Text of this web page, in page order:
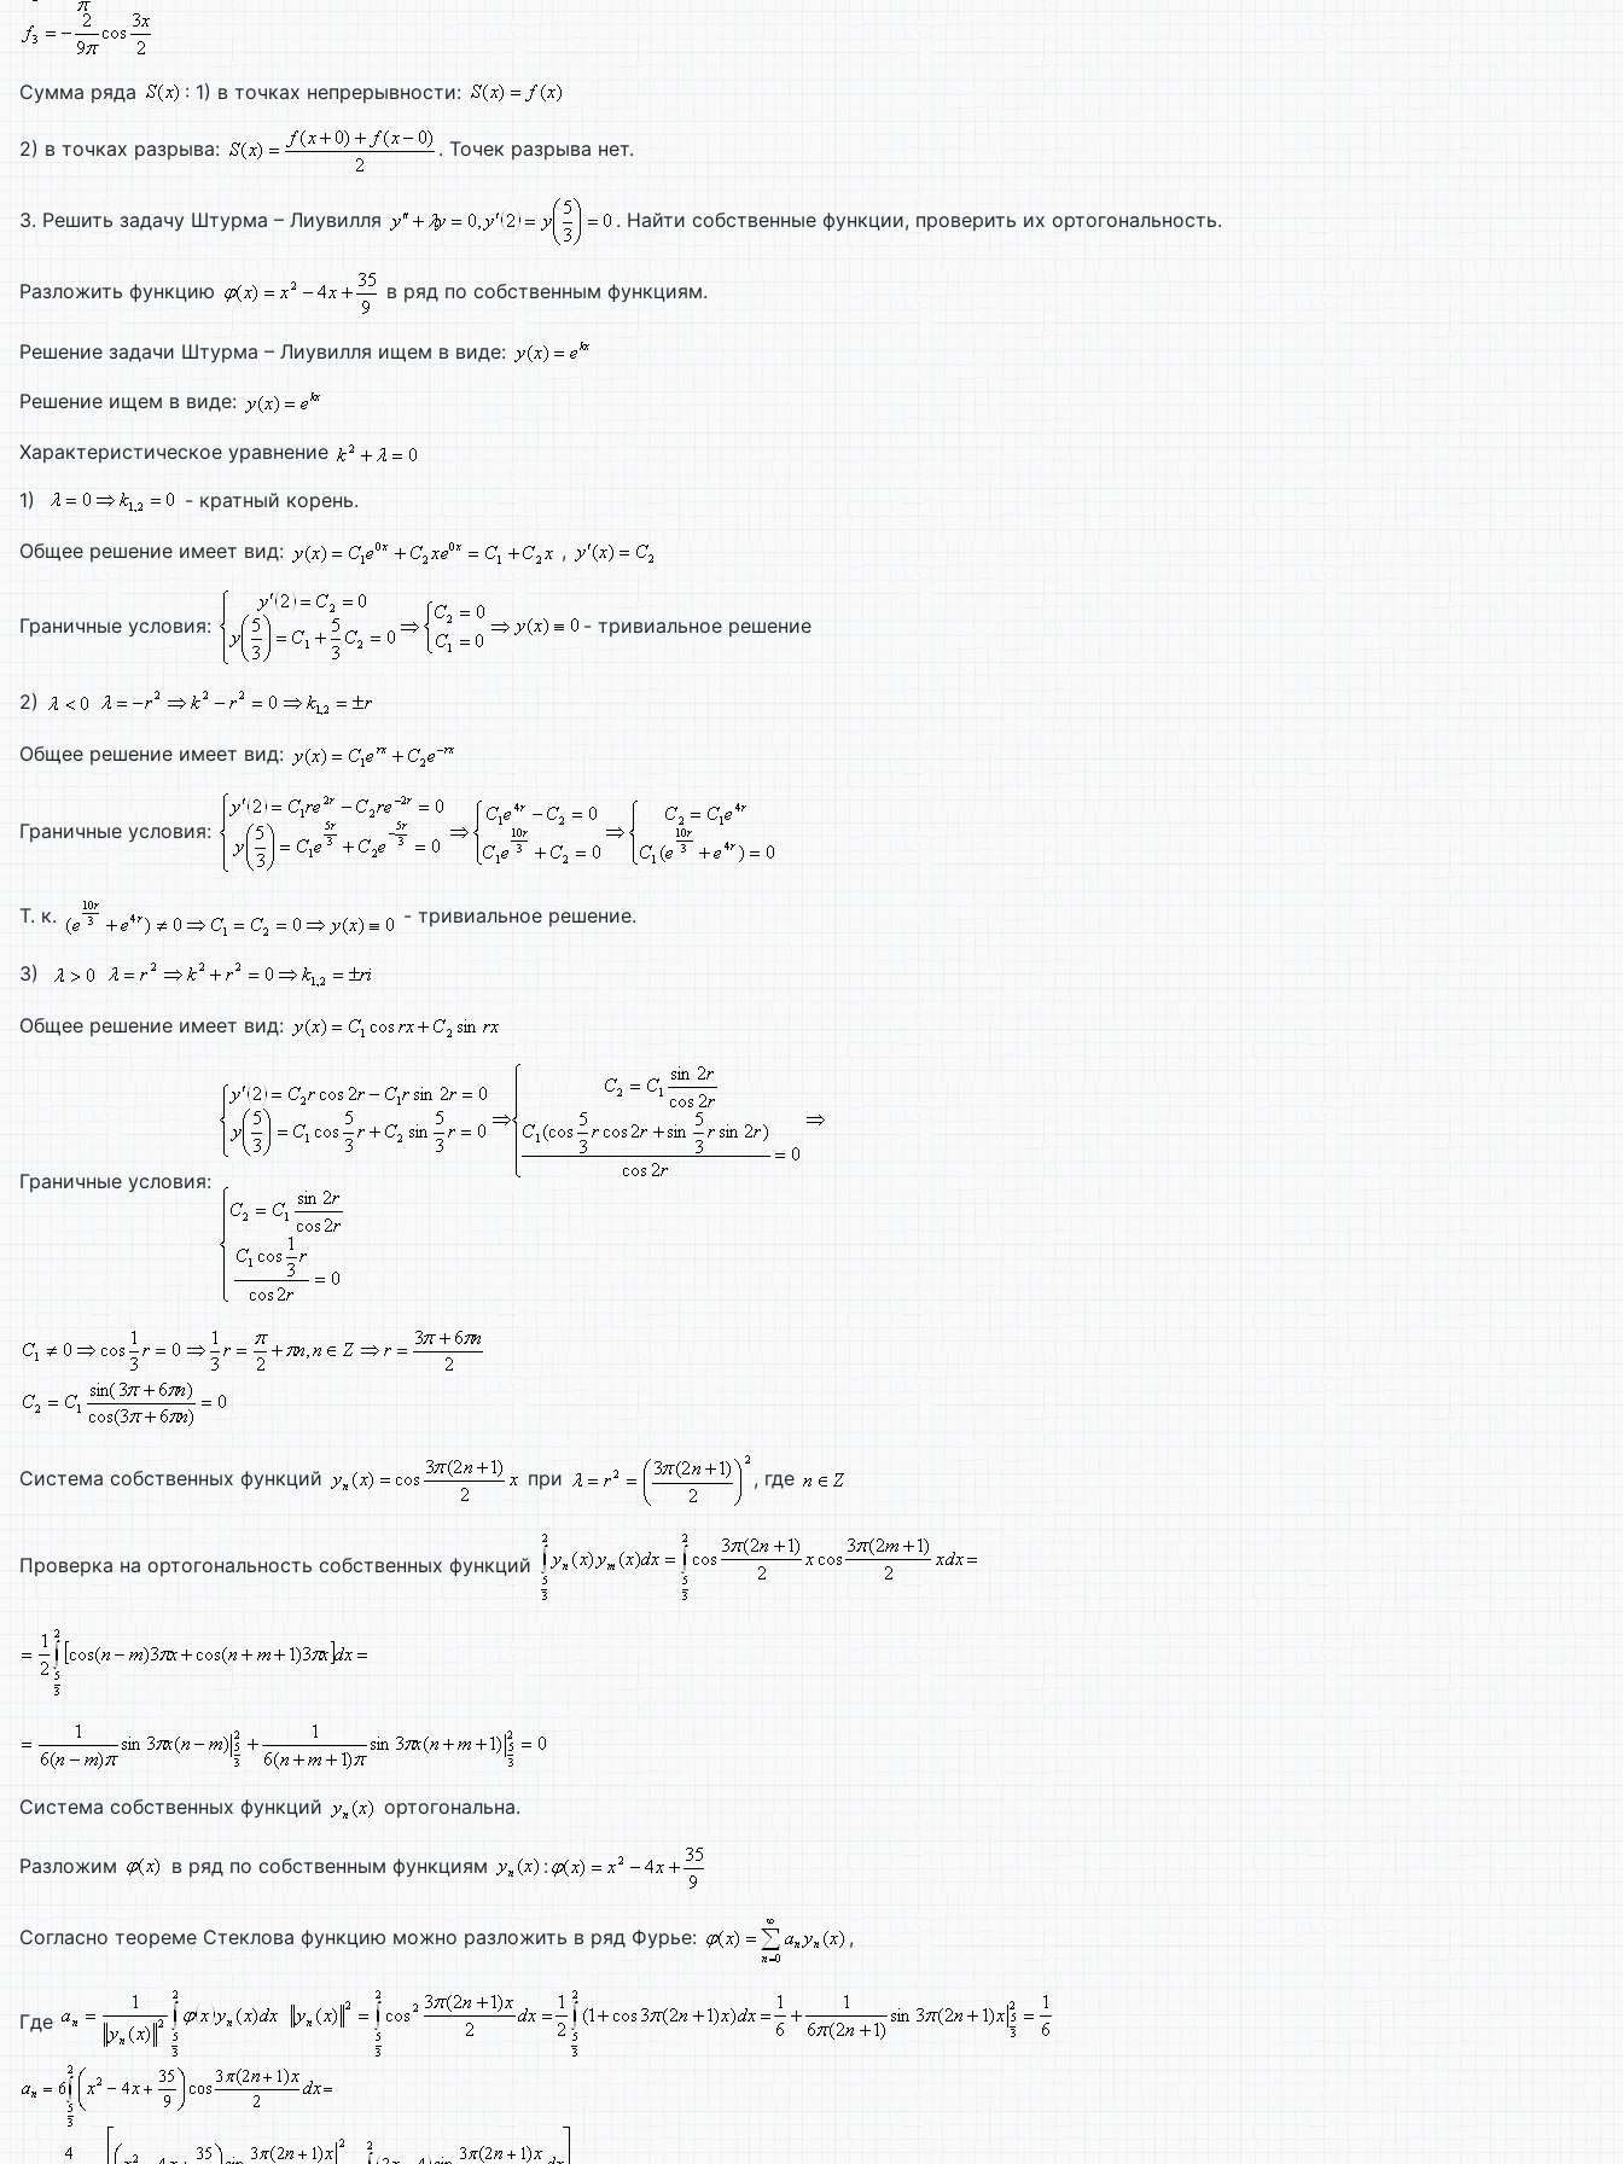
Сумма ряда : 1) в точках непрерывности:
2) в точках разрыва: . Точек разрыва нет.
3. Решить задачу Штурма – Лиувилля . Найти собственные функции, проверить их ортогональность.
Разложить функцию в ряд по собственным функциям.
Решение задачи Штурма – Лиувилля ищем в виде:
Решение ищем в виде:
Характеристическое уравнение
1) - кратный корень.
Общее решение имеет вид: ,
Граничные условия: - тривиальное решение
2)
Общее решение имеет вид:
Граничные условия:
Т. к. - тривиальное решение.
3)
Общее решение имеет вид:
Граничные условия:
Система собственных функций при , где
Проверка на ортогональность собственных функций
Система собственных функций ортогональна.
Разложим в ряд по собственным функциям :
Согласно теореме Стеклова функцию можно разложить в ряд Фурье: ,
Где